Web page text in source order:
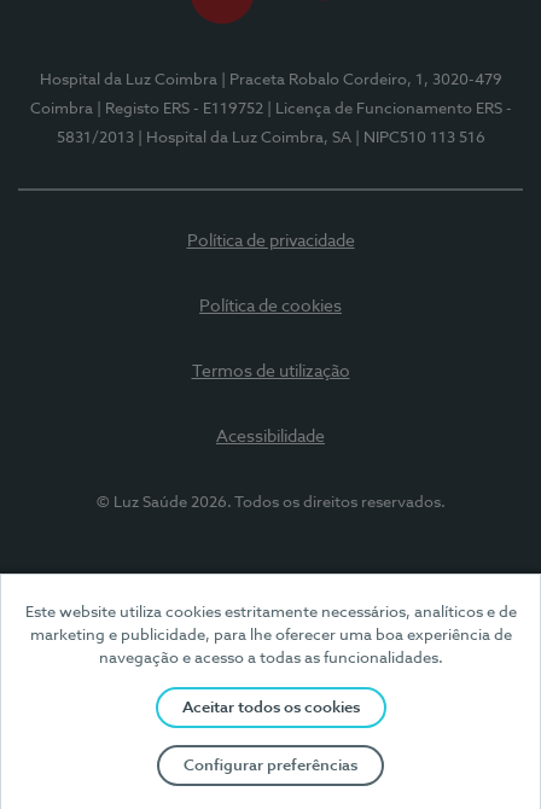
Este website utiliza cookies estritamente necessários, analíticos e de
marketing e publicidade, para lhe oferecer uma boa experiência de
navegação e acesso a todas as funcionalidades.
Aceitar todos os cookies
Configurar preferências
Hospital da Luz Coimbra
| Praceta Robalo Cordeiro, 1, 3020-479
Coimbra
| Registo ERS - E119752
| Licença de Funcionamento ERS -
5831/2013
| Hospital da Luz Coimbra, SA | NIPC510 113 516
Política de privacidade
Política de cookies
Termos de utilização
Acessibilidade
© Luz Saúde 2026. Todos os direitos reservados.